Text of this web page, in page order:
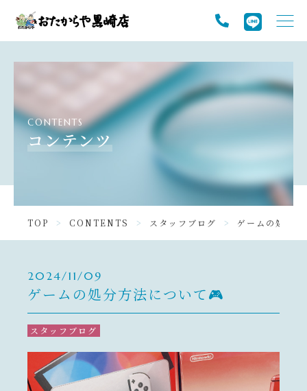
TOP
PICK UP
ABOUT
SERVICE
GALLERY
CONTENTS
お知らせ一覧
キャンペーン一覧
CONTENTS
コンテンツ
TOP CONTENTS スタッフブログ ゲームの処分
2024/11/09
ゲームの処分方法について🎮️
スタッフブログ